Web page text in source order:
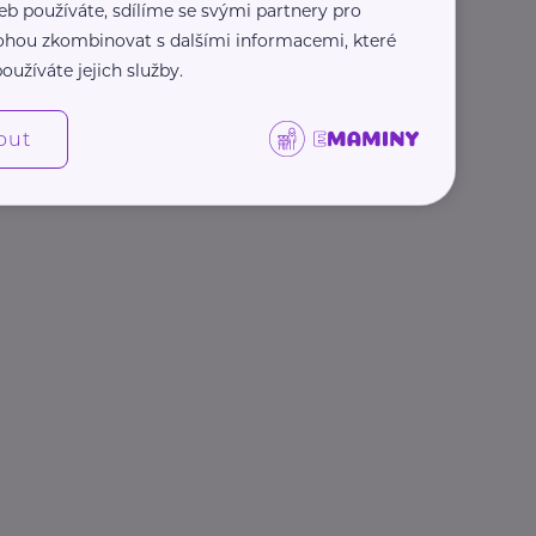
používáte, sdílíme se svými partnery pro
zkombinovat s dalšími informacemi, které
jejich služby.